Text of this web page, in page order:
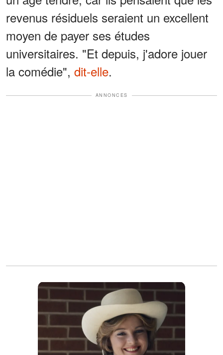
revenus résiduels seraient un excellent
moyen de payer ses études
universitaires. "Et depuis, j'adore jouer
la comédie", dit-elle.
ANNONCES